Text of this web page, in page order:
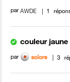
parAWDE 1
couleur
par solore 3